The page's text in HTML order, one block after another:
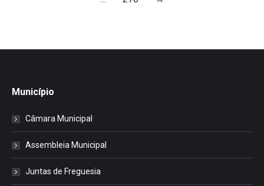
Município
Câmara Municipal
Assembleia Municipal
Juntas de Freguesia